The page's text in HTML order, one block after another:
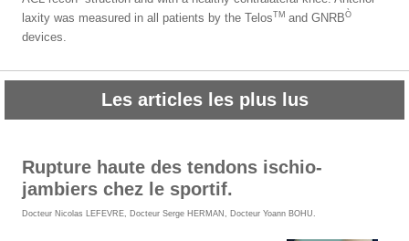
laxity was measured in all patients by the TelosTM and GNRBÒ
devices.
Les articles les plus lus
Rupture haute des tendons ischio-
jambiers chez le sportif.
Docteur Nicolas LEFEVRE Docteur Serge HERMAN Docteur Yoann BOHU